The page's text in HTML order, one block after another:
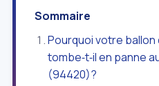
Sommaire
Pourquoi votre ballon
tombe‑t‑il en panne
(94420)?